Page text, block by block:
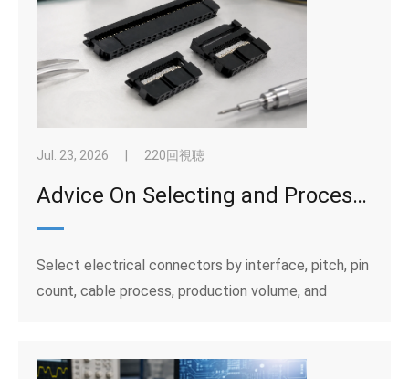
Jul. 23, 2026 220回視聴
Advice On Selecting and Processing Connectors
Select electrical connectors by interface, pitch, pin
count, cable process, production volume, and